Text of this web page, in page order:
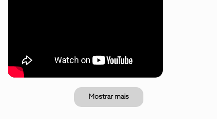
Mostrar mais